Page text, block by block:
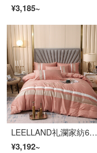
¥3,185~
LEELLAND礼瀾家紡60本の綿花をシンプルに刺繍した全綿ベッドの上に4つのセットの純綿無地のシーツ4つのセットの極簡空間-粉1.8-2.0メートルのベッド/220*240 cm
¥3,192~